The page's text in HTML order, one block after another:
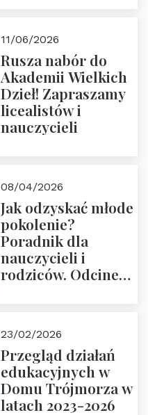
11/06/2026
Rusza nabór do
Akademii Wielkich
Dzieł! Zapraszamy
licealistów i
nauczycieli
08/04/2026
Jak odzyskać młode
pokolenie?
Poradnik dla
nauczycieli i
rodziców. Odcinek
Rozmawiają red.
Grzegorz Górny i
prof. Michał
Łuczewski
23/02/2026
Przegląd działań
edukacyjnych w
Domu Trójmorza w
latach 2023-2026